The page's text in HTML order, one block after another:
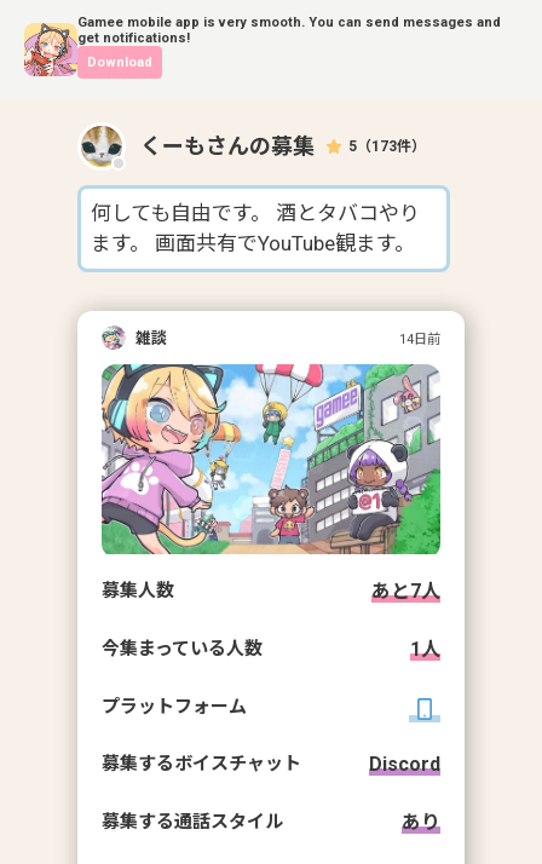
Gamee mobile app is very smooth. You can send messages and
get notifications!
Download
くーもさんの募集 5 （173件）
何しても自由です。 酒とタバコやり
ます。 画面共有でYouTube観ます。
雑談 14日前
募集人数 あと7人
今集まっている人数 1人
プラットフォーム
募集するボイスチャット Discord
募集する通話スタイル あり